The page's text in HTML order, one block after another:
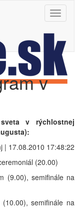
Toggle
v
v rýchlostnej
| 17.08.2010 17:48:22
(20.00)
(9.00), semifinále na
semifinále na